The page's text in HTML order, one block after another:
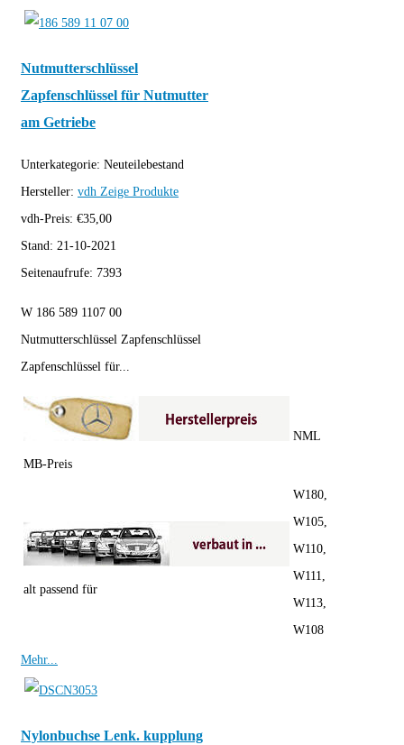
Nutmutterschlüssel
Zapfenschlüssel für Nutmutter
am Getriebe
Unterkategorie: Neuteilebestand
Hersteller: vdh Zeige Produkte
vdh-Preis: €35,00
Stand: 21-10-2021
Seitenaufrufe: 7393
W 186 589 1107 00
Nutmutterschlüssel Zapfenschlüssel
Zapfenschlüssel für...
MB-Preis
NML
alt passend für
W180,
W105,
W110,
W111,
W113,
W108
Mehr...
Nylonbuchse Lenk. kupplung